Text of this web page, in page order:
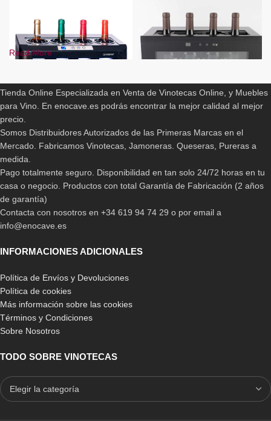
-21%
Enfriador Cavanova OW004 Enfriador Cave Vinum CV 7DN
Nevera Cavin Outdoor
Collection 51D Stainless
Read More
Tienda Online Especializada en Venta de Vinotecas Online, y Muebles
para Vino. En enocave.es podrás encontrar la mejor calidad al mejor
precio.
Somos Distribuidores Autorizados de las Primeras Marcas en el
Mercado. Fabricamos Vinotecas, Jamoneras. Queseras, Pureras a
medida.
Pago totalmente seguro. Disponibilidad en tan solo 24/72 horas en tu
casa o negocio. Productos con total Garantía de Fabricación (2 años
de garantía)
Contacta con nosotros en +34 619 94 74 29 o por email a
info@enocave.es
INFORMACIONES ADICIONALES
Política de Envíos y Devoluciones
Política de cookies
Más información sobre las cookies
Términos y Condiciones
Sobre Nosotros
TODO SOBRE VINOTECAS